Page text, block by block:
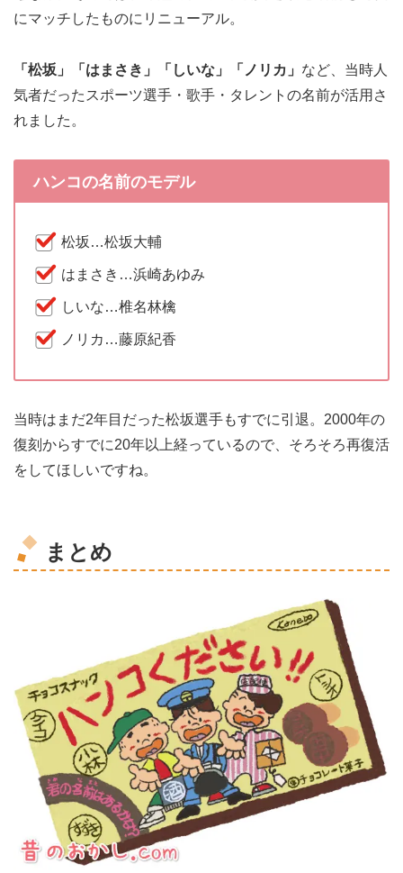
にマッチしたものにリニューアル。
「松坂」「はまさき」「しいな」「ノリカ」 など、当時人
気者だったスポーツ選手・歌手・タレントの名前が活用さ
れました。
ハンコの名前のモデル
松坂…松坂大輔
はまさき…浜崎あゆみ
しいな…椎名林檎
ノリカ…藤原紀香
当時はまだ2年目だった松坂選手もすでに引退。2000年の
復刻からすでに20年以上経っているので、そろそろ再復活
をしてほしいですね。
まとめ